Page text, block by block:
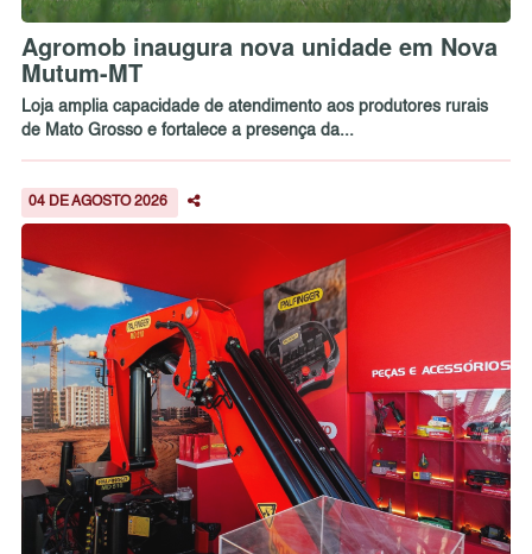
Agromob inaugura nova unidade em Nova
Mutum-MT
Loja amplia capacidade de atendimento aos produtores rurais
de Mato Grosso e fortalece a presença da...
04 DE AGOSTO 2026